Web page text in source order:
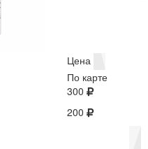
Цена
По карте
300
200